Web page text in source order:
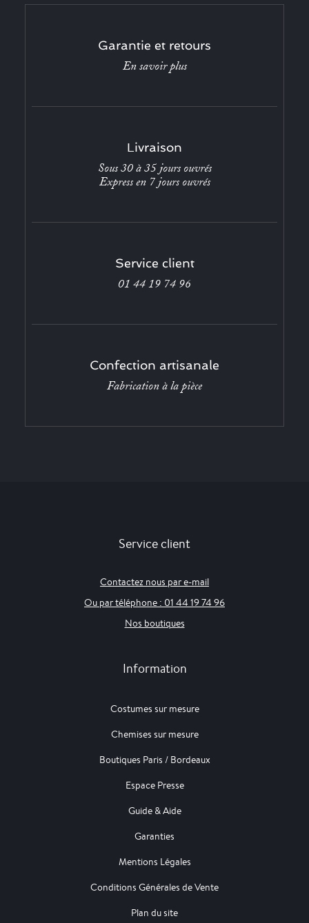
Garantie et retours
En savoir plus
Livraison
Sous 30 à 35 jours ouvrés
Express en 7 jours ouvrés
Service client
01 44 19 74 96
Confection artisanale
Fabrication à la pièce
Service client
Contactez nous par e-mail
Ou par téléphone : 01 44 19 74 96
Nos boutiques
Information
Costumes sur mesure
Chemises sur mesure
Boutiques Paris / Bordeaux
Espace Presse
Guide & Aide
Garanties
Mentions Légales
Conditions Générales de Vente
Plan du site